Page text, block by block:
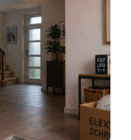
ago
revolutionéiert
ago 4 min